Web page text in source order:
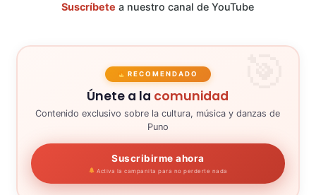
Suscríbete a nuestro canal de YouTube
RECOMENDADO
Únete a la comunidad
Contenido exclusivo sobre la cultura, música y danzas de
Puno
Suscribirme ahora
Activa la campanita para no perderte nada